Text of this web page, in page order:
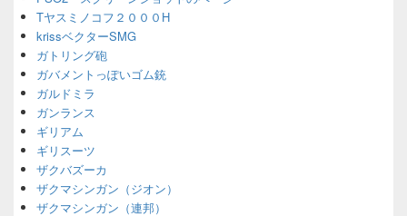
Tヤスミノコフ２０００H
krissベクターSMG
ガトリング砲
ガバメントっぽいゴム銃
ガルドミラ
ガンランス
ギリアム
ギリスーツ
ザクバズーカ
ザクマシンガン（ジオン）
ザクマシンガン（連邦）